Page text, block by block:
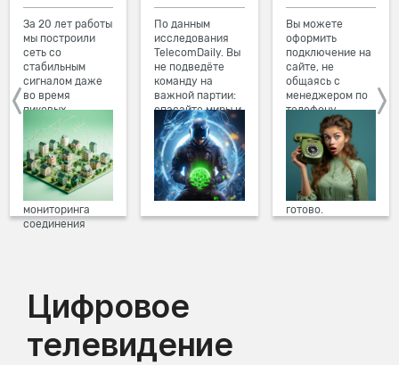
За 20 лет работы
мы построили
сеть со
стабильным
сигналом даже
во время
пиковых
нагрузок в
вечернее время.
Мы постоянно
обновляем наше
оборудование в
домах, а система
мониторинга
соединения
По данным
исследования
TelecomDaily. Вы
не подведёте
команду на
важной партии:
спасайте миры и
побеждайте с
друзьями в
онлайн-играх.
Вы можете
оформить
подключение на
сайте, не
общаясь с
менеджером по
телефону.
Просто в три
клика заполните
форму заявки на
сайте, выберите
дату и время
подключения,
готово.
Цифровое
телевидение